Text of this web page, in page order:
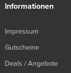
Informationen
Impressum
Gutscheine
Deals / Angebote